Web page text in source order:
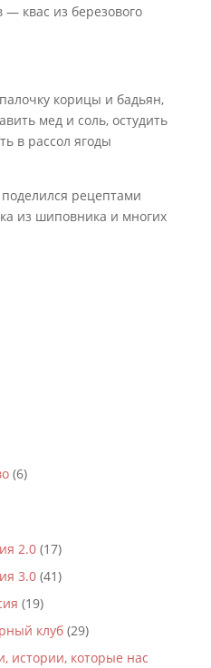
квас из березового
корицы и бадьян,
мед и соль, остудить
в рассол ягоды
рецептами
из шиповника и многих
(6)
2.0(17)
3.0(41)
(19)
клуб(29)
истории, которые нас